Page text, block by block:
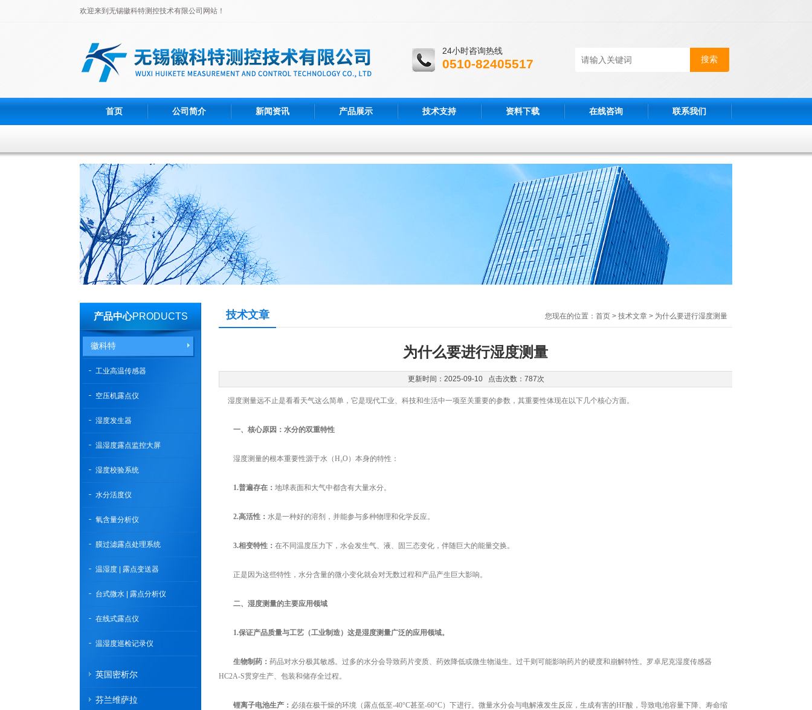
欢迎来到无锡徽科特测控技术有限公司网站！
24小时咨询热线
0510-82405517
首页 公司简介 新闻资讯 产品展示 技术支持 资料下载 在线咨询 联系我们
产品中心PRODUCTS
徽科特
工业高温传感器
空压机露点仪
湿度发生器
温湿度露点监控大屏
湿度校验系统
水分活度仪
氧含量分析仪
膜过滤露点处理系统
温湿度 | 露点变送器
台式微水 | 露点分析仪
在线式露点仪
温湿度巡检记录仪
英国密析尔
芬兰维萨拉
技术文章 您现在的位置： 首页 > 技术文章 > 为什么要进行湿度测量
为什么要进行湿度测量
更新时间：2025-09-10 点击次数：787次
湿度测量远不止是看看天气这么简单，它是现代工业、科技和生活中一项至关重要的参数，其重要性体现在以下几个核心方面。
一、核心原因：水分的双重特性
湿度测量的根本重要性源于水（H₂O）本身的特性：
1.普遍存在： 地球表面和大气中都含有大量水分。
2.高活性： 水是一种好的溶剂，并能参与多种物理和化学反应。
3.相变特性： 在不同温度压力下，水会发生气、液、固三态变化，伴随巨大的能量交换。
正是因为这些特性，水分含量的微小变化就会对无数过程和产品产生巨大影响。
二、湿度测量的主要应用领域
1.保证产品质量与工艺（工业制造）这是湿度测量广泛的应用领域。
生物制药： 药品对水分极其敏感。过多的水分会导致药片变质、药效降低或微生物滋生。过干则可能影响药片的硬度和崩解特性。罗卓尼克湿度传感器
HC2A-S贯穿生产、包装和储存全过程。
锂离子电池生产： 必须在极干燥的环境（露点低至-40°C甚至-60°C）下进行。微量水分会与电解液发生反应，生成有害的HF酸，导致电池容量下降、寿命缩